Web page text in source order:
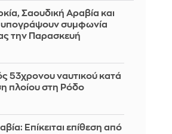
Σαουδική Αραβία και
υπογράψουν συμφωνία
την Παρασκευή
53χρονου ναυτικού κατά
πλοίου στη Ρόδο
Επίκειται επίθεση από